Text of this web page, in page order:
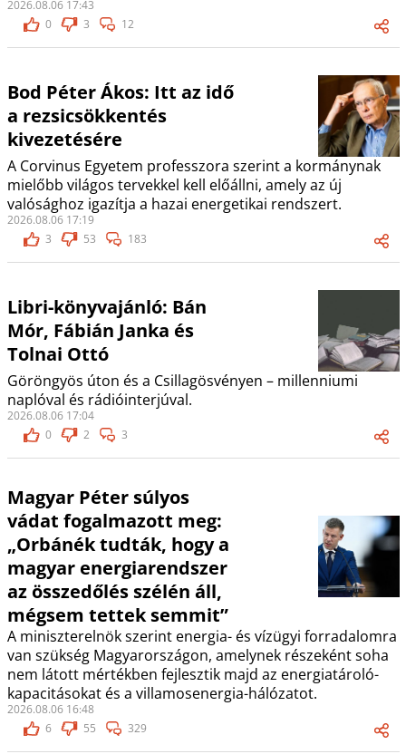
2026.08.06 17:43
0
3 12
Bod Péter Ákos: Itt az idő
a rezsicsökkentés
kivezetésére
A Corvinus Egyetem professzora szerint a kormánynak
mielőbb világos tervekkel kell előállni, amely az új
valósághoz igazítja a hazai energetikai rendszert.
2026.08.06 17:19
3
53 183
Libri-könyvajánló: Bán
Mór, Fábián Janka és
Tolnai Ottó
Göröngyös úton és a Csillagösvényen – millenniumi
naplóval és rádióinterjúval.
2026.08.06 17:04
0
2 3
Magyar Péter súlyos
vádat fogalmazott meg:
„Orbánék tudták, hogy a
magyar energiarendszer
az összedőlés szélén áll,
mégsem tettek semmit”
A miniszterelnök szerint energia- és vízügyi forradalomra
van szükség Magyarországon, amelynek részeként soha
nem látott mértékben fejlesztik majd az energiatároló-
kapacitásokat és a villamosenergia-hálózatot.
2026.08.06 16:48
6
55 329